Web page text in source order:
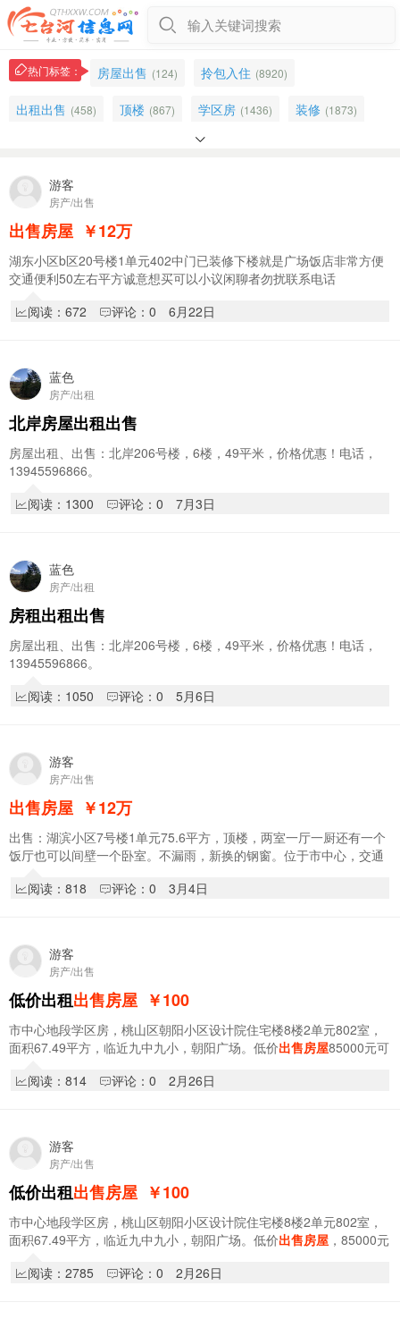
输入关键词搜索
热门标签： 房屋出售 (124) 拎包入住 (8920)
出租出售 (458) 顶楼 (867) 学区房 (1436) 装修 (1873)
北岸
两室一厅 (3988)
步行街 住宅
房屋出租 (407) 德政小区 (152) 家电 (1028)
朝阳小区

游客
房产/出售
出售房屋 ￥12万
湖东小区b区20号楼1单元402中门已装修下楼就是广场饭店非常方便
交通便利50左右平方诚意想买可以小议闲聊者勿扰联系电话
阅读：672
评论：0 6月22日
蓝色
房产/出租
北岸房屋出租出售
房屋出租、出售：北岸206号楼，6楼，49平米，价格优惠！电话，
13945596866。
阅读：1300
评论：0 7月3日
蓝色
房产/出租
房租出租出售
房屋出租、出售：北岸206号楼，6楼，49平米，价格优惠！电话，
13945596866。
阅读：1050
评论：0 5月6日
游客
房产/出售
出售房屋 ￥12万
出售：湖滨小区7号楼1单元75.6平方，顶楼，两室一厅一厨还有一个
饭厅也可以间壁一个卧室。不漏雨，新换的钢窗。位于市中心，交通
阅读：818
评论：0 3月4日
游客
房产/出售
低价出租出售房屋 ￥100
市中心地段学区房，桃山区朝阳小区设计院住宅楼8楼2单元802室，
面积67.49平方，临近九中九小，朝阳广场。低价出售房屋85000元可
阅读：814
评论：0 2月26日
游客
房产/出售
低价出租出售房屋 ￥100
市中心地段学区房，桃山区朝阳小区设计院住宅楼8楼2单元802室，
面积67.49平方，临近九中九小，朝阳广场。低价出售房屋 ，85000元
阅读：2785
评论：0 2月26日